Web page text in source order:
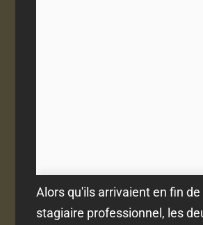
Alors qu'ils arrivaient en fin
stagiaire professionnel, les